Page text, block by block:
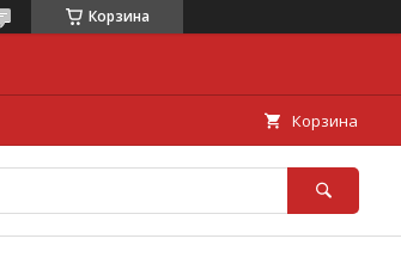
Корзина
Корзина